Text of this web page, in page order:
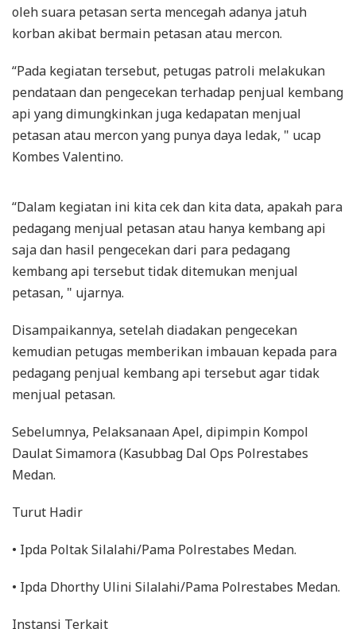
oleh suara petasan serta mencegah adanya jatuh
korban akibat bermain petasan atau mercon.
“Pada kegiatan tersebut, petugas patroli melakukan
pendataan dan pengecekan terhadap penjual kembang
api yang dimungkinkan juga kedapatan menjual
petasan atau mercon yang punya daya ledak, " ucap
Kombes Valentino.
“Dalam kegiatan ini kita cek dan kita data, apakah para
pedagang menjual petasan atau hanya kembang api
saja dan hasil pengecekan dari para pedagang
kembang api tersebut tidak ditemukan menjual
petasan, " ujarnya.
Disampaikannya, setelah diadakan pengecekan
kemudian petugas memberikan imbauan kepada para
pedagang penjual kembang api tersebut agar tidak
menjual petasan.
Sebelumnya, Pelaksanaan Apel, dipimpin Kompol
Daulat Simamora (Kasubbag Dal Ops Polrestabes
Medan.
Turut Hadir
• Ipda Poltak Silalahi/Pama Polrestabes Medan.
• Ipda Dhorthy Ulini Silalahi/Pama Polrestabes Medan.
Instansi Terkait